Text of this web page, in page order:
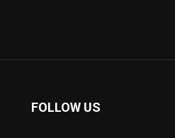
FOLLOW US